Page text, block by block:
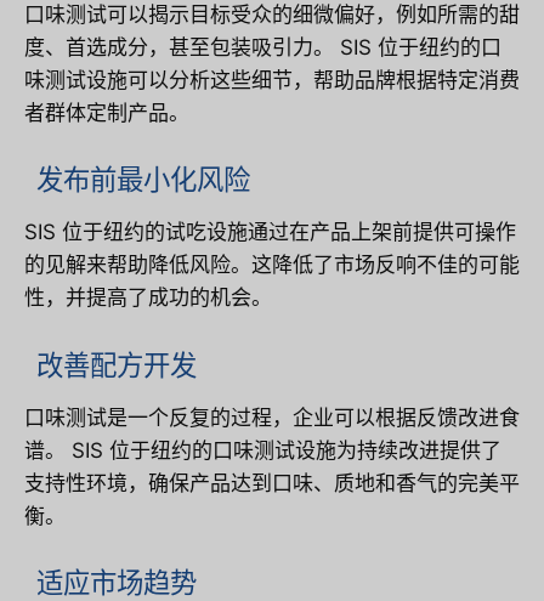
口味测试可以揭示目标受众的细微偏好，例如所需的甜
度、首选成分，甚至包装吸引力。 SIS 位于纽约的口
味测试设施可以分析这些细节，帮助品牌根据特定消费
者群体定制产品。
发布前最小化风险
SIS 位于纽约的试吃设施通过在产品上架前提供可操作
的见解来帮助降低风险。这降低了市场反响不佳的可能
性，并提高了成功的机会。
改善配方开发
口味测试是一个反复的过程，企业可以根据反馈改进食
谱。 SIS 位于纽约的口味测试设施为持续改进提供了
支持性环境，确保产品达到口味、质地和香气的完美平
衡。
适应市场趋势